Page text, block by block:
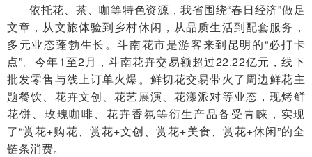
依托花、茶、咖等特色资源，我省围绕“春日经济”做足
文章，从文旅体验到乡村休闲，从品质生活到配套服务，
多元业态蓬勃生长。斗南花市是游客来到昆明的“必打卡
点”。今年1至2月，斗南花卉交易额超过22.22亿元，线下
批发零售与线上订单火爆。鲜切花交易带火了周边鲜花主
题餐饮、花卉文创、花艺展演、花漾派对等业态，现烤鲜
花饼、玫瑰咖啡、花卉香氛等衍生产品备受青睐，实现
了“赏花+购花、赏花+文创、赏花+美食、赏花+休闲”的全
链条消费。